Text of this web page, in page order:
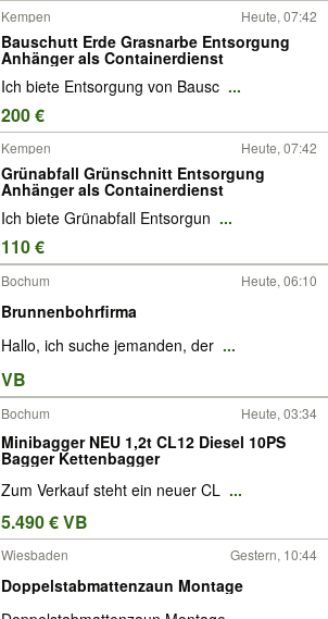
Kempen Heute, 07:42
Bauschutt Erde Grasnarbe Entsorgung
Anhänger als Containerdienst
Ich biete Entsorgung von Bausc ...
200 €
Kempen Heute, 07:42
Grünabfall Grünschnitt Entsorgung
Anhänger als Containerdienst
Ich biete Grünabfall Entsorgun ...
110 €
Bochum Heute, 06:10
Brunnenbohrfirma
Hallo, ich suche jemanden, der ...
VB
Bochum Heute, 03:34
Minibagger NEU 1,2t CL12 Diesel 10PS
Bagger Kettenbagger
Zum Verkauf steht ein neuer CL ...
5.490 € VB
Wiesbaden Gestern, 10:44
Doppelstabmattenzaun Montage